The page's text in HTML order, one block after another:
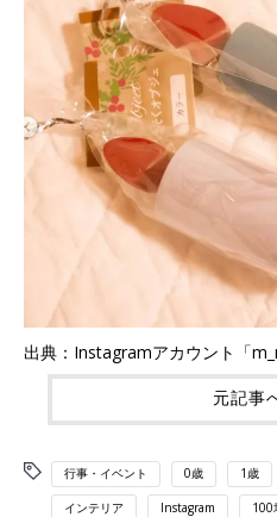
出典：Instagramアカウント「
元記事
行事・イベント 0歳 1歳
インテリア Instagram 100